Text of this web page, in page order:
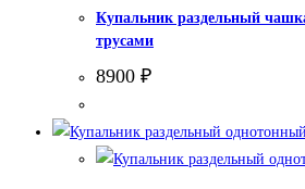
Купальник раздельный
трусами
8900 ₽